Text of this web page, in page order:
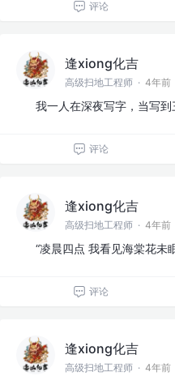
评论
逢xiong化吉
高级扫地工程师 · 4年前
我一人在深夜写字，当写
评论
逢xiong化吉
高级扫地工程师 · 4年前
“凌晨四点 我看见海棠花未
评论
逢xiong化吉
高级扫地工程师 · 4年前